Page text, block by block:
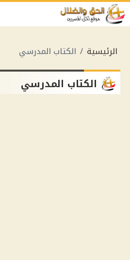
الرئيسية الكتاب المدرسي
الكتاب المدرسي